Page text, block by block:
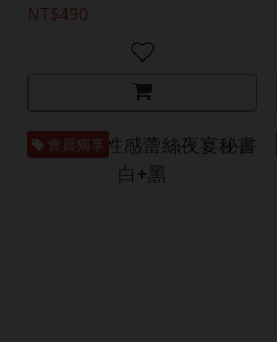
NT$490
會員獨享